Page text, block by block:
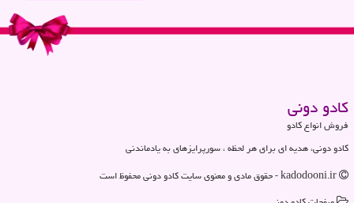
كادو دونی
فروش انواع کادو
کادو دونی، هدیه ای برای هر لحظه ، سورپرایزهای به یادماندنی